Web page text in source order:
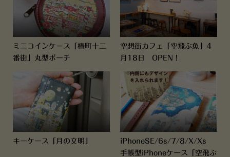
ミニコインケース「椿町十二
番街」丸型ポーチ
空想街カフェ「空飛ぶ魚」4
月18日 OPEN！
キーケース「月の文明」
iPhoneSE/6s/7/8/X/Xs
手帳型iPhoneケース「空飛ぶ